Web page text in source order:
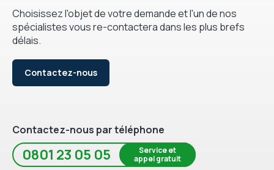
Choisissez l'objet de votre demande et l'un de nos
spécialistes vous re-contactera dans les plus brefs
délais.
Contactez-nous
Contactez-nous par téléphone
0801 23 05 05
Service et
appel gratuit